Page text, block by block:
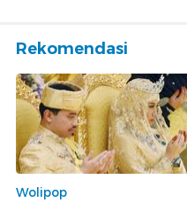
Rekomendasi
Wolipop